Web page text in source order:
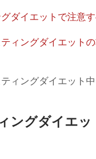
ィングダイエット
ィングダイエット
ングダイエッ